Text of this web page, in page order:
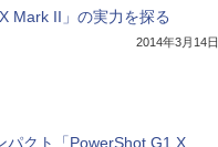
Mark II」の実力を探る
2014年3月14日
パクト「PowerShot G1 X